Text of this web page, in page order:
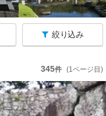
絞り込み
345件 (1ページ目)